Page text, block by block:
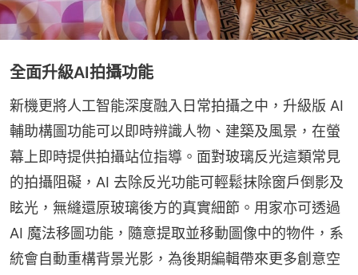
全面升級AI拍攝功能
新機更將人工智能深度融入日常拍攝之中，升級版 AI
輔助構圖功能可以即時辨識人物、建築及風景，在螢
幕上即時提供拍攝站位指導。面對玻璃反光這類常見
的拍攝阻礙，AI 去除反光功能可輕鬆抹除窗戶倒影及
眩光，無縫還原玻璃後方的真實細節。用家亦可透過
AI 魔法移圖功能，隨意提取並移動圖像中的物件，系
統會自動重構背景光影，為後期編輯帶來更多創意空